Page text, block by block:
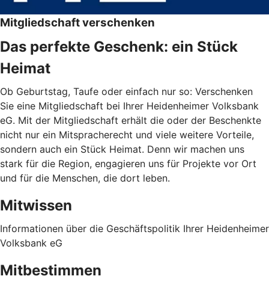
Mitgliedschaft verschenken
Das perfekte Geschenk: ein Stück
Heimat
Ob Geburtstag, Taufe oder einfach nur so: Verschenken
Sie eine Mitgliedschaft bei Ihrer Heidenheimer Volksbank
eG. Mit der Mitgliedschaft erhält die oder der Beschenkte
nicht nur ein Mitspracherecht und viele weitere Vorteile,
sondern auch ein Stück Heimat. Denn wir machen uns
stark für die Region, engagieren uns für Projekte vor Ort
und für die Menschen, die dort leben.
Mitwissen
Informationen über die Geschäftspolitik Ihrer Heidenheimer
Volksbank eG
Mitbestimmen